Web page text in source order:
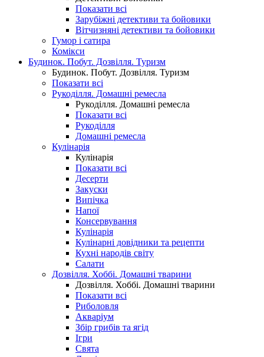
Показати всі
Зарубіжні детективи та бойовики
Вітчизняні детективи та бойовики
Гумор і сатира
Комікси
Будинок. Побут. Дозвілля. Туризм
Будинок. Побут. Дозвілля. Туризм
Показати всі
Рукоділля. Домашні ремесла
Рукоділля. Домашні ремесла
Показати всі
Рукоділля
Домашні ремесла
Кулінарія
Кулінарія
Показати всі
Десерти
Закуски
Випічка
Напої
Консервування
Кулінарія
Кулінарні довідники та рецепти
Кухні народів світу
Салати
Дозвілля. Хоббі. Домашні тварини
Дозвілля. Хоббі. Домашні тварини
Показати всі
Риболовля
Акваріум
Збір грибів та ягід
Ігри
Свята